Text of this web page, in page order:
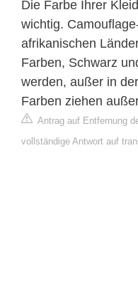
Die Farbe Ihrer
wichtig.
afrikanischen
Farben, Schwarz
werden, außer in
Farben ziehen
Antrag auf Entfernung
vollständige Antwort auf